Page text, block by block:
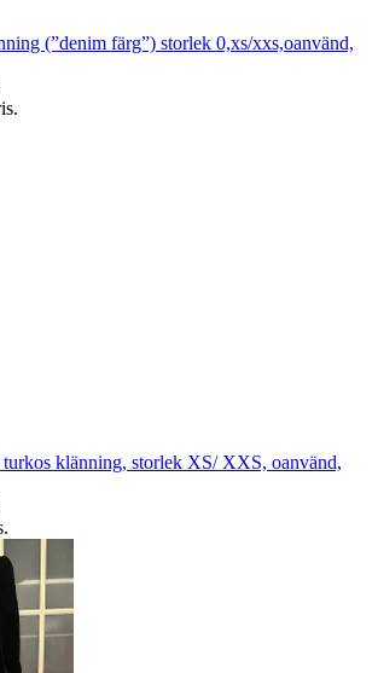
(”denim färg”) storlek 0,xs/xxs,oanvänd,
.
klänning, storlek XS/ XXS, oanvänd,
.